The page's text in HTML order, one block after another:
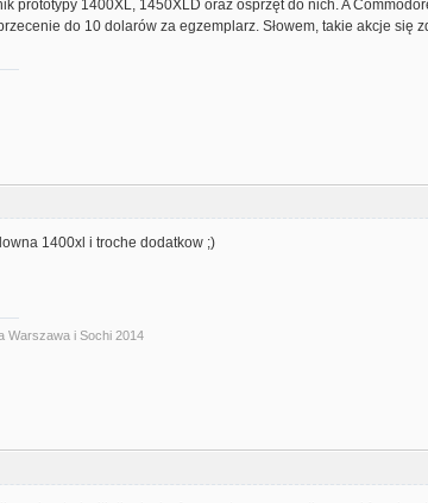
prototypy 1400XL, 1450XLD oraz osprzęt do nich. A
do 10 dolarów za egzemplarz. Słowem, takie akcje się
1400xl i troche dodatkow ;)
Warszawa i Sochi 2014